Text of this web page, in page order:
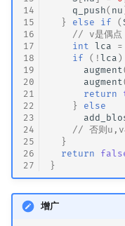
14
15
16
17
18
19
20
21
22
23
24
25
26
27
q_push( nu
}
else if (
// v是偶点
int
lca =
if
( !lca )
augment
augment
return
}
else
// 否则u,v
}
return
}
增广